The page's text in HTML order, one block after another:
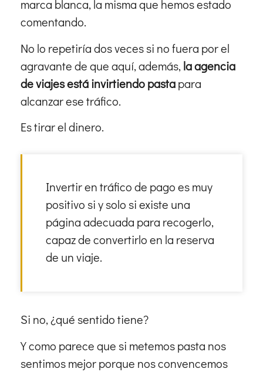
marca blanca, la misma que hemos estado
comentando.
No lo repetiría dos veces si no fuera por el
agravante de que aquí, además, la agencia
de viajes está invirtiendo pastapara
alcanzar ese tráfico.
Es tirar el dinero.
Invertir en tráfico de pago es muy
positivo si y solo si existe una
página adecuada para recogerlo,
capaz de convertirlo en la reserva
de un viaje.
Si no, ¿qué sentido tiene?
Y como parece que si metemos pasta nos
sentimos mejor porque nos convencemos